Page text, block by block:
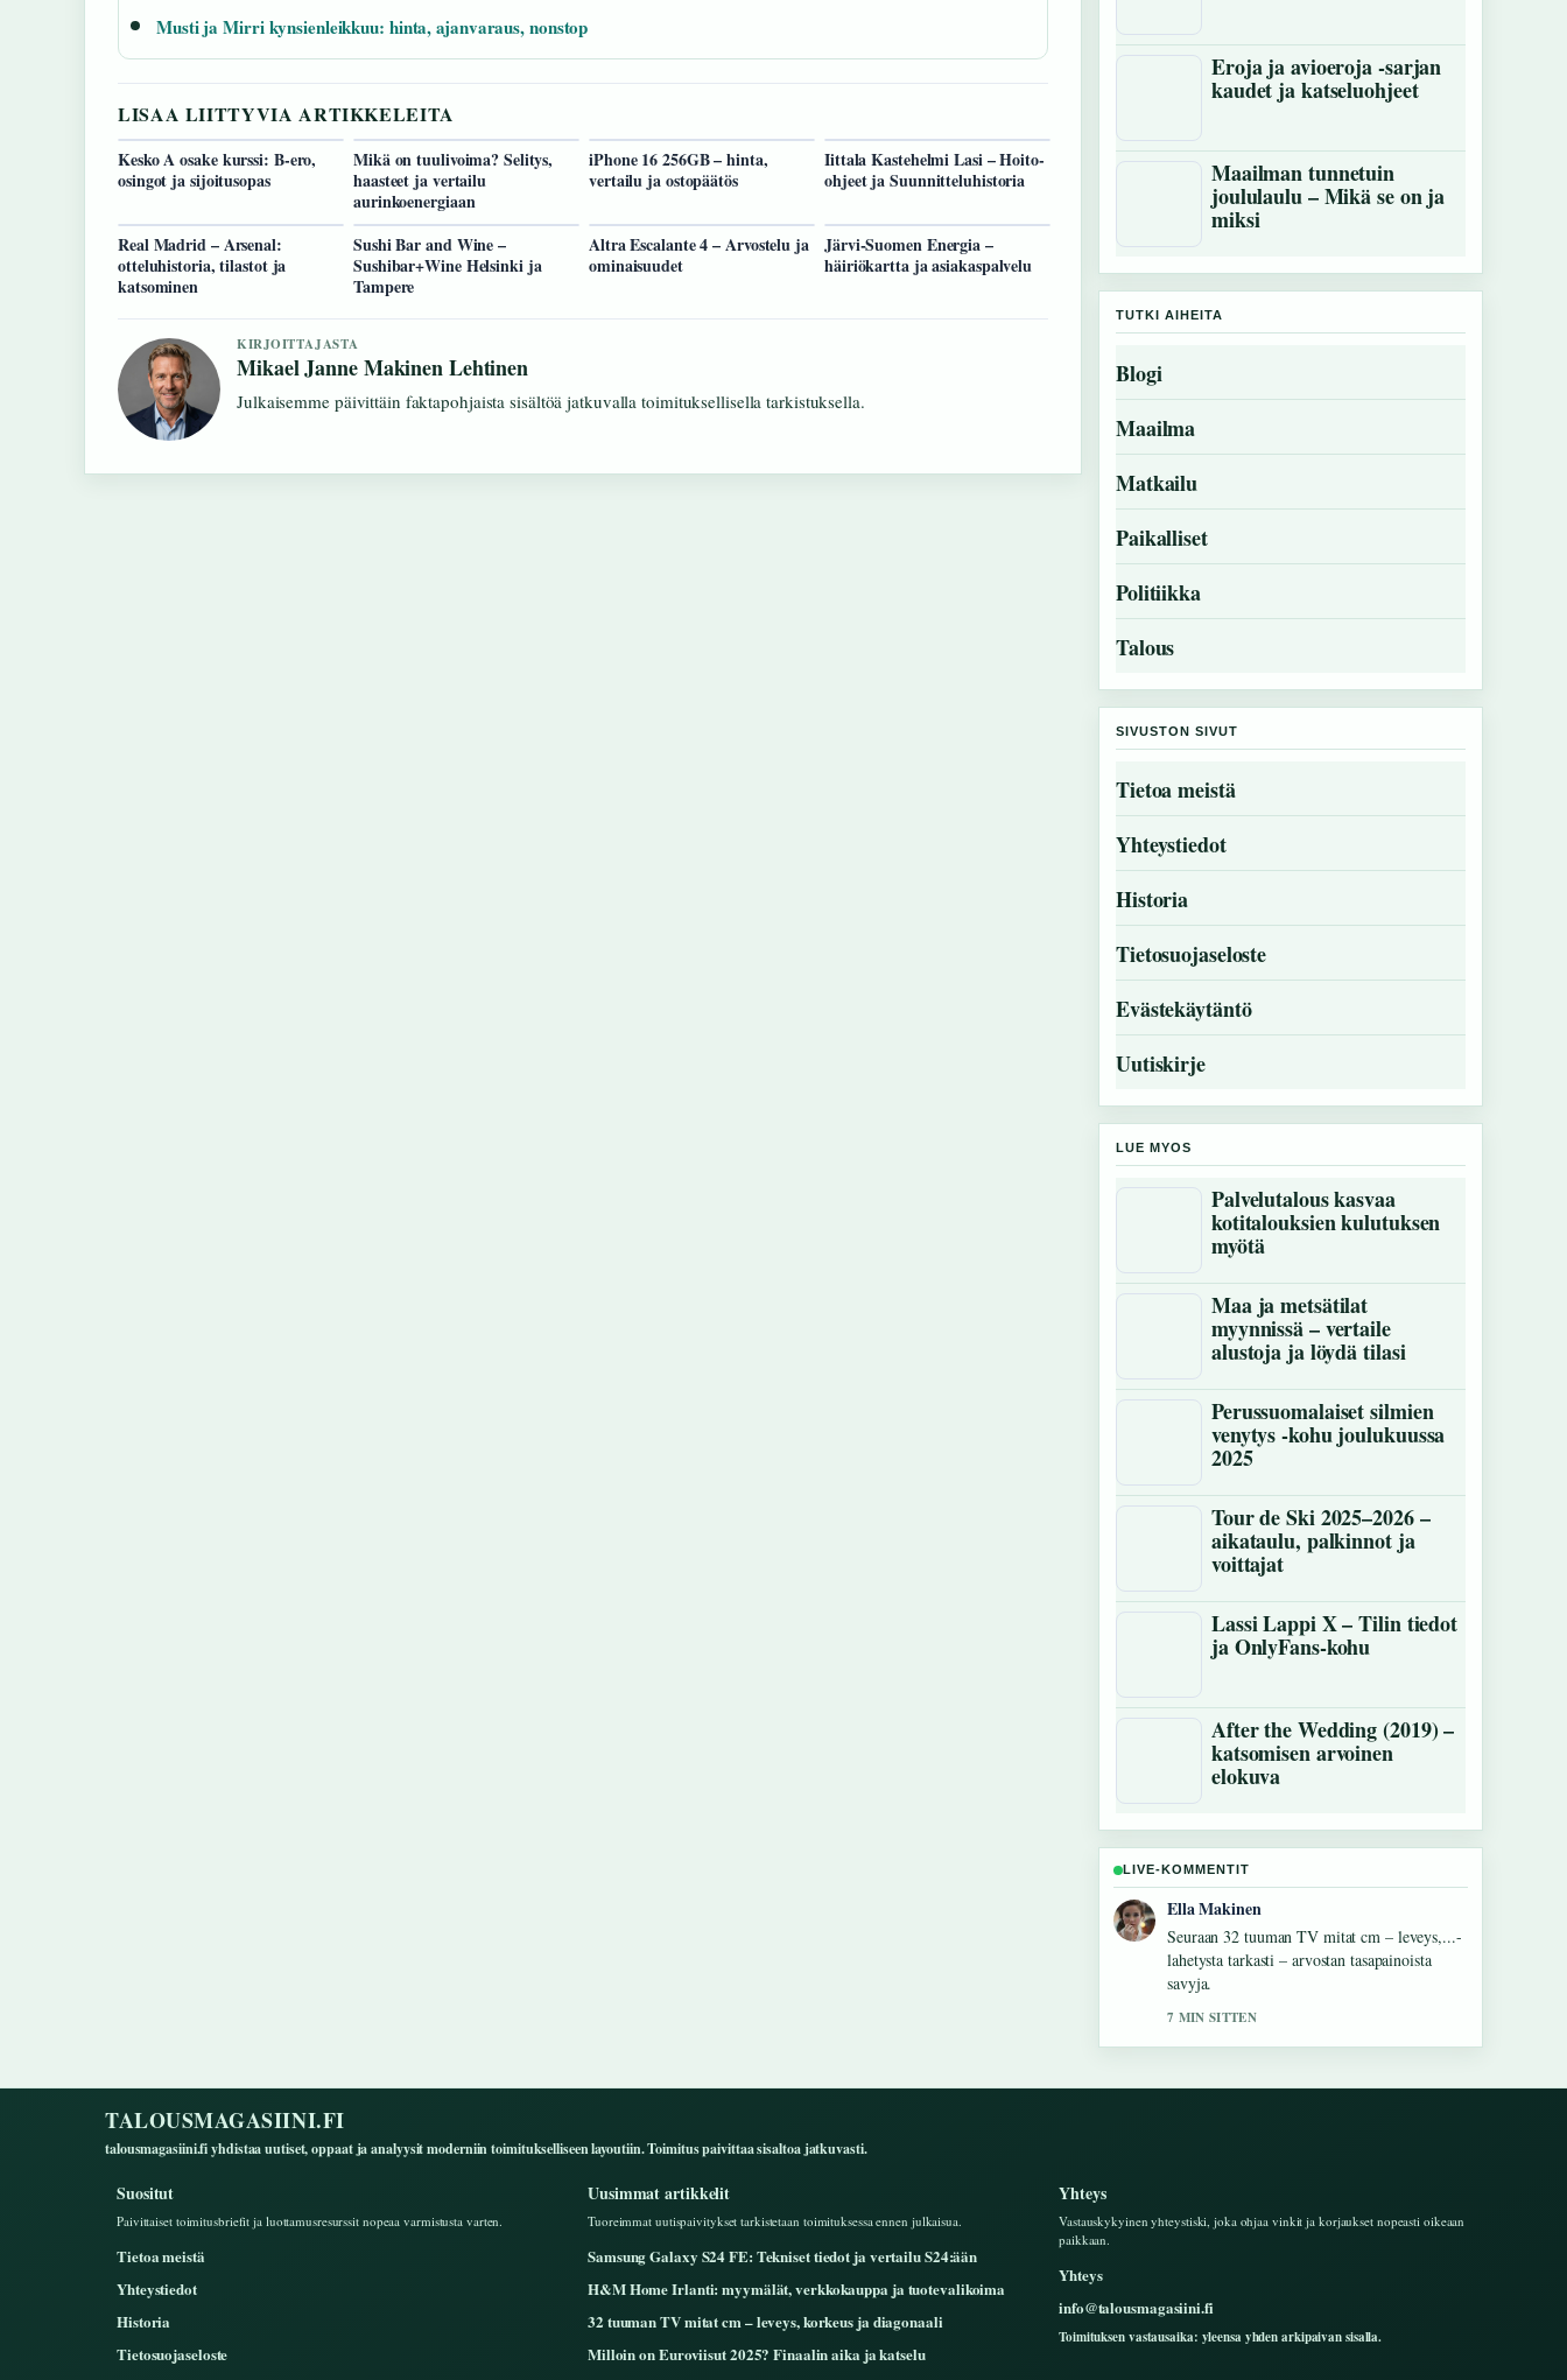
Musti ja Mirri kynsienleikkuu: hinta, ajanvaraus, nonstop
LISAA LIITTYVIA ARTIKKELEITA
Kesko A osake kurssi: B-ero,
osingot ja sijoitusopas
Mikä on tuulivoima? Selitys,
haasteet ja vertailu
aurinkoenergiaan
iPhone 16 256GB – hinta,
vertailu ja ostopäätös
Iittala Kastehelmi Lasi – Hoito-
ohjeet ja Suunnitteluhistoria
Real Madrid – Arsenal:
otteluhistoria, tilastot ja
katsominen
Sushi Bar and Wine –
Sushibar+Wine Helsinki ja
Tampere
Altra Escalante 4 – Arvostelu ja
ominaisuudet
Järvi-Suomen Energia –
häiriökartta ja asiakaspalvelu
KIRJOITTAJASTA
Mikael Janne Makinen Lehtinen
Julkaisemme päivittäin faktapohjaista sisältöä jatkuvalla toimituksellisella tarkistuksella.
Eroja ja avioeroja -sarjan
kaudet ja katseluohjeet
Maailman tunnetuin
joululaulu – Mikä se on ja
miksi
TUTKI AIHEITA
Blogi
Maailma
Matkailu
Paikalliset
Politiikka
Talous
SIVUSTON SIVUT
Tietoa meistä
Yhteystiedot
Historia
Tietosuojaseloste
Evästekäytäntö
Uutiskirje
LUE MYOS
Palvelutalous kasvaa
kotitalouksien kulutuksen
myötä
Maa ja metsätilat
myynnissä – vertaile
alustoja ja löydä tilasi
Perussuomalaiset silmien
venytys -kohu joulukuussa
2025
Tour de Ski 2025–2026 –
aikataulu, palkinnot ja
voittajat
Lassi Lappi X – Tilin tiedot
ja OnlyFans-kohu
After the Wedding (2019) –
katsomisen arvoinen
elokuva
LIVE-KOMMENTIT
Joonas Kallio
Hyvaa taustoitusta aiheesta Samsung Galaxy
S24 FE: Tekniset tiedot ja.... Pytkethan taman
livesaikeen ajan tasalla.
9 MIN SITTEN
TALOUSMAGASIINI.FI
talousmagasiini.fi yhdistaa uutiset, oppaat ja analyysit moderniin toimitukselliseen layoutiin. Toimitus paivittaa sisaltoa jatkuvasti.
Suositut
Paivittaiset toimitusbriefit ja luottamusresurssit nopeaa varmistusta varten.
Tietoa meistä
Yhteystiedot
Historia
Tietosuojaseloste
Uusimmat artikkelit
Tuoreimmat uutispaivitykset tarkistetaan toimituksessa ennen julkaisua.
Samsung Galaxy S24 FE: Tekniset tiedot ja vertailu S24:ään
H&M Home Irlanti: myymälät, verkkokauppa ja tuotevalikoima
32 tuuman TV mitat cm – leveys, korkeus ja diagonaali
Milloin on Euroviisut 2025? Finaalin aika ja katselu
Yhteys
Vastauskykyinen yhteystiski, joka ohjaa vinkit ja korjaukset nopeasti oikeaan
paikkaan.
Yhteys
info@talousmagasiini.fi
Toimituksen vastausaika: yleensa yhden arkipaivan sisalla.